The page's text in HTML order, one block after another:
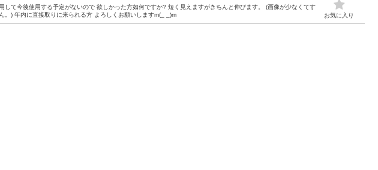
して今後使用する予定がないので 欲しかった方如何ですか? 短く見えますがきちんと伸びます。 (画像が少なくてす
。) 年内に直接取りに来られる方 よろしくお願いしますm(_ _)m
お気に入り